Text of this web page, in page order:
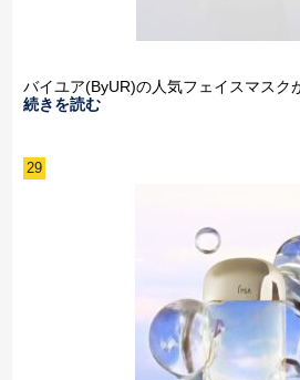
バイユア(ByUR)の人気フェイスマスク
続きを読む
29